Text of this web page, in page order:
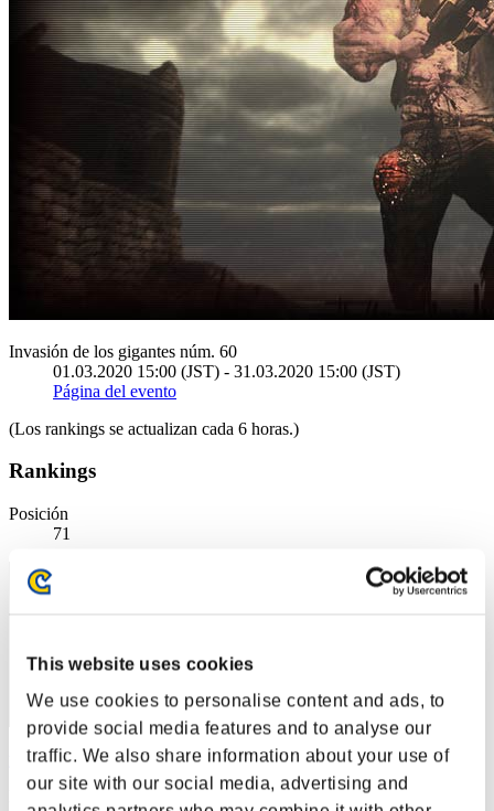
This website uses cookies
We use cookies to personalise content and ads, to
provide social media features and to analyse our
traffic. We also share information about your use of
our site with our social media, advertising and
Invasión de los gigantes núm. 60
01.03.2020 15:00 (JST) - 31.03.2020 15:00 (JST)
Página del evento
(Los rankings se actualizan cada 6 horas.)
Rankings
Posición
71
yu2
Puntos:6725215